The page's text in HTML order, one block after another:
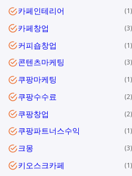
카페인테리어 1
카페창업 3
커피숍창업 1
콘텐츠마케팅 3
쿠팡마케팅 1
쿠팡수수료 2
쿠팡창업 2
쿠팡파트너스수익 1
크몽 3
키오스크카페 1